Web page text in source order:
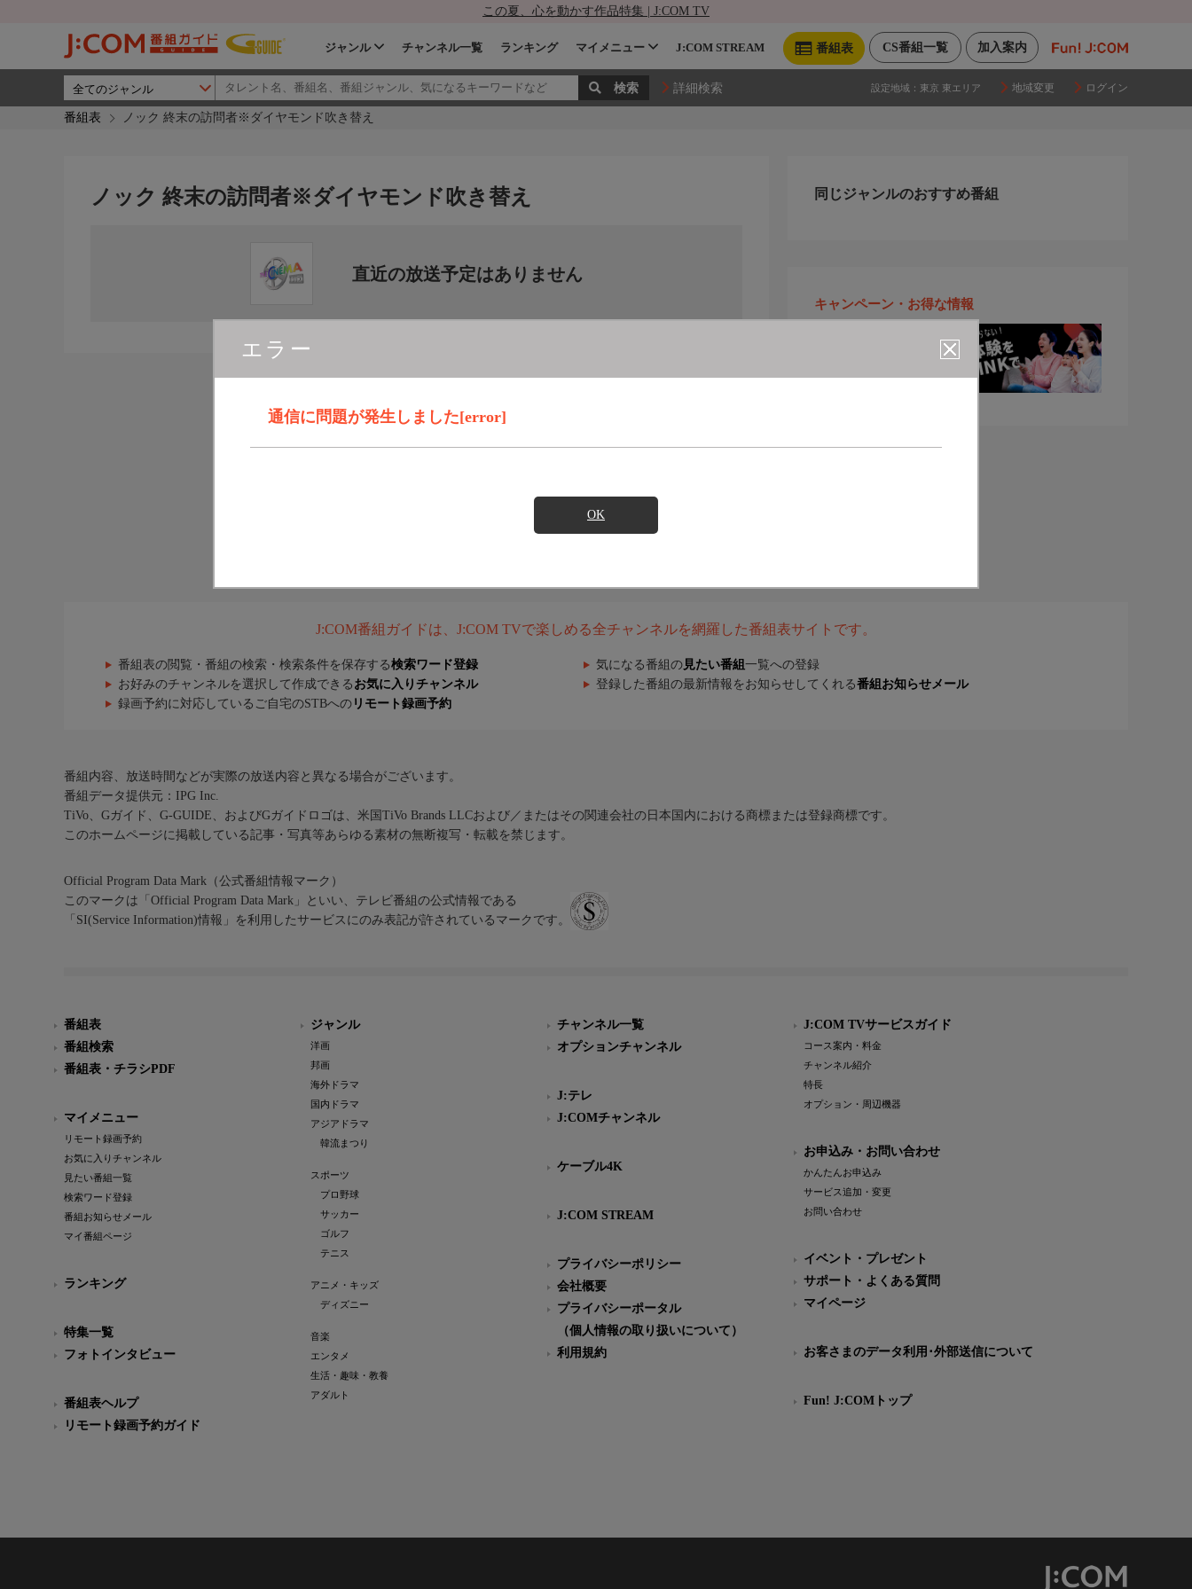
この夏、心を動かす作品特集 | J:COM TV
加入案内
CS番組一覧
番組表
ジャンル チャンネル一覧 ランキング マイメニュー J:COM STREAM
詳細検索 設定地域： 東京 東エリア 地域変更 ログイン
番組表 ノック 終末の訪問者※ダイヤモンド吹き替え
エラー
通信に問題が発生しました[error]
OK
ノック 終末の訪問者※ダイヤモンド吹き替え
直近の放送予定はありません
同じジャンルのおすすめ番組
キャンペーン・お得な情報
J:COM番組ガイドは、J:COM TVで楽しめる全チャンネルを網羅した番組表サイトです。
番組表の閲覧・番組の検索・検索条件を保存する検索ワード登録 気になる番組の 見たい番組 一覧への登録
お好みのチャンネルを選択して作成できる お気に入りチャンネル 登録した番組の最新情報をお知らせしてくれる番組お知らせメール
録画予約に対応しているご自宅のSTBへの リモート録画予約
番組内容、放送時間などが実際の放送内容と異なる場合がございます。
番組データ提供元：IPG Inc.
TiVo、Gガイド、G-GUIDE、およびGガイドロゴは、米国TiVo Brands LLCおよび／またはその関連会社の日本国内における商標または登録商標です。
このホームページに掲載している記事・写真等あらゆる素材の無断複写・転載を禁じます。
Official Program Data Mark（公式番組情報マーク）
このマークは「Official Program Data Mark」といい、テレビ番組の公式情報である
「SI(Service Information)情報」を利用したサービスにのみ表記が許されているマークです。
番組表
番組検索
番組表・チラシPDF
マイメニュー
リモート録画予約
お気に入りチャンネル
見たい番組一覧
検索ワード登録
番組お知らせメール
マイ番組ページ
ランキング
特集一覧
フォトインタビュー
番組表ヘルプ
リモート録画予約ガイド
ジャンル
洋画
邦画
海外ドラマ
国内ドラマ
アジアドラマ
韓流まつり
スポーツ
プロ野球
サッカー
ゴルフ
テニス
アニメ・キッズ
ディズニー
音楽
エンタメ
生活・趣味・教養
アダルト
チャンネル一覧
オプションチャンネル
J:テレ
J:COMチャンネル
ケーブル4K
J:COM STREAM
プライバシーポリシー
会社概要
プライバシーポータル
（個人情報の取り扱いについて）
利用規約
J:COM TVサービスガイド
コース案内・料金
チャンネル紹介
特長
オプション・周辺機器
お申込み・お問い合わせ
かんたんお申込み
サービス追加・変更
お問い合わせ
イベント・プレゼント
サポート・よくある質問
マイページ
お客さまのデータ利用･外部送信について
Fun! J:COMトップ